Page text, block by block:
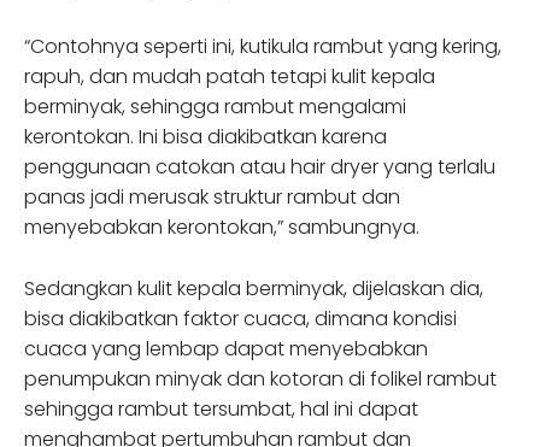
“Contohnya seperti ini, kutikula rambut yang kering,
rapuh, dan mudah patah tetapi kulit kepala
berminyak, sehingga rambut mengalami
kerontokan. Ini bisa diakibatkan karena
penggunaan catokan atau hair dryer yang terlalu
panas jadi merusak struktur rambut dan
menyebabkan kerontokan,” sambungnya.
Sedangkan kulit kepala berminyak, dijelaskan dia,
bisa diakibatkan faktor cuaca, dimana kondisi
cuaca yang lembap dapat menyebabkan
penumpukan minyak dan kotoran di folikel rambut
sehingga rambut tersumbat, hal ini dapat
menghambat pertumbuhan rambut dan